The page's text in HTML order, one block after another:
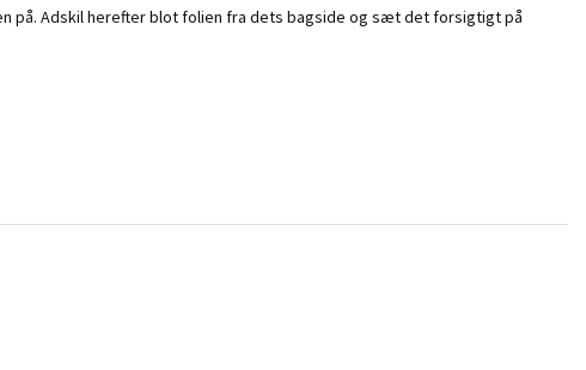
på. Adskil herefter blot folien fra dets bagside og sæt det forsigtigt på